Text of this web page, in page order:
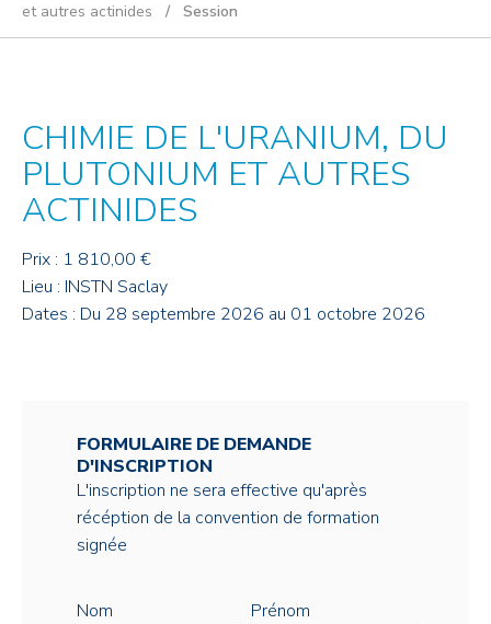
et autres actinides / Session
CHIMIE DE L'URANIUM, DU
PLUTONIUM ET AUTRES
ACTINIDES
Prix : 1 810,00 €
Lieu : INSTN Saclay
Dates : Du 28 septembre 2026 au 01 octobre 2026
FORMULAIRE DE DEMANDE
D'INSCRIPTION
L'inscription ne sera effective qu'après
récéption de la convention de formation
signée
Nom Prénom